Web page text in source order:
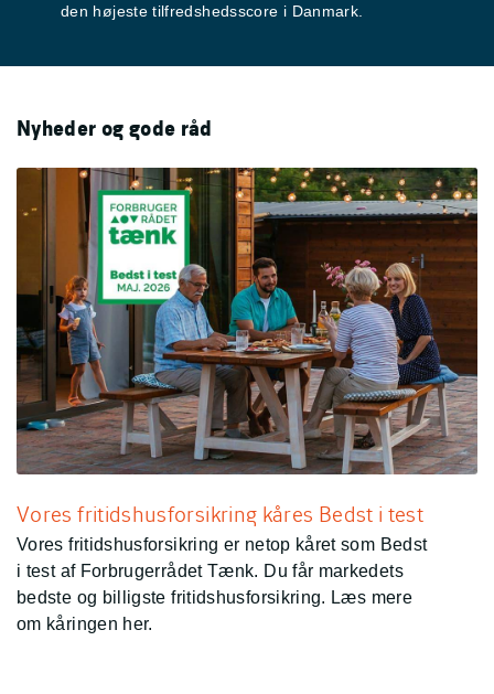
den højeste tilfredshedsscore i Danmark.
Nyheder og gode råd
Vores fritidshusforsikring kåres Bedst i test
Vores fritidshusforsikring er netop kåret som Bedst
i test af Forbrugerrådet Tænk. Du får markedets
bedste og billigste fritidshusforsikring. Læs mere
om kåringen her.